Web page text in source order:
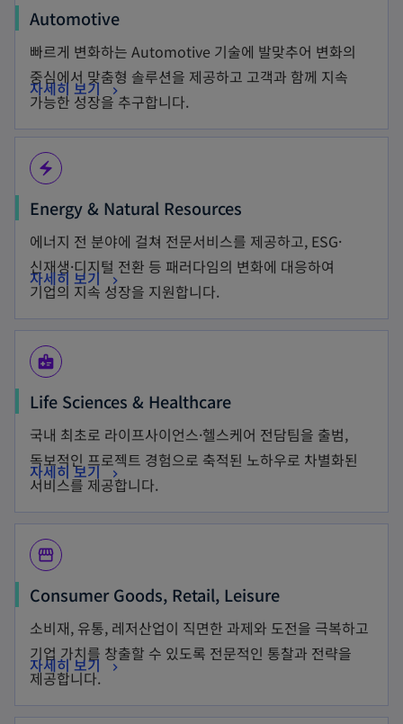
Automotive
빠르게 변화하는 Automotive 기술에 발맞추어 변화의
중심에서 맞춤형 솔루션을 제공하고 고객과 함께 지속
가능한 성장을 추구합니다.
자세히 보기
electric_bolt
Energy & Natural Resources
에너지 전 분야에 걸쳐 전문서비스를 제공하고, ESG·
신재생·디지털 전환 등 패러다임의 변화에 대응하여
기업의 지속 성장을 지원합니다.
자세히 보기
medical_information
Life Sciences & Healthcare
국내 최초로 라이프사이언스·헬스케어 전담팀을 출범,
독보적인 프로젝트 경험으로 축적된 노하우로 차별화된
서비스를 제공합니다.
자세히 보기
storefront
Consumer Goods, Retail, Leisure
소비재, 유통, 레저산업이 직면한 과제와 도전을 극복하고
기업 가치를 창출할 수 있도록 전문적인 통찰과 전략을
제공합니다.
자세히 보기